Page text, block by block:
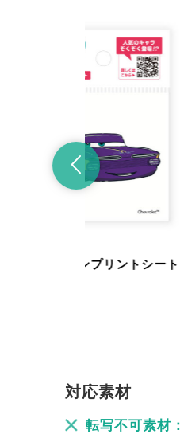
カーズ アイロン
対応素材
転写不可素材